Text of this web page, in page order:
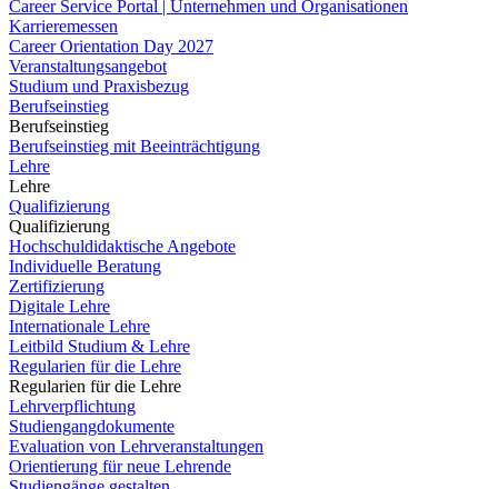
Career Service Portal | Unternehmen und Organisationen
Karrieremessen
Career Orientation Day 2027
Veranstaltungsangebot
Studium und Praxisbezug
Berufseinstieg
Berufseinstieg
Berufseinstieg mit Beeinträchtigung
Lehre
Lehre
Qualifizierung
Qualifizierung
Hochschuldidaktische Angebote
Individuelle Beratung
Zertifizierung
Digitale Lehre
Internationale Lehre
Leitbild Studium & Lehre
Regularien für die Lehre
Regularien für die Lehre
Lehrverpflichtung
Studiengangdokumente
Evaluation von Lehrveranstaltungen
Orientierung für neue Lehrende